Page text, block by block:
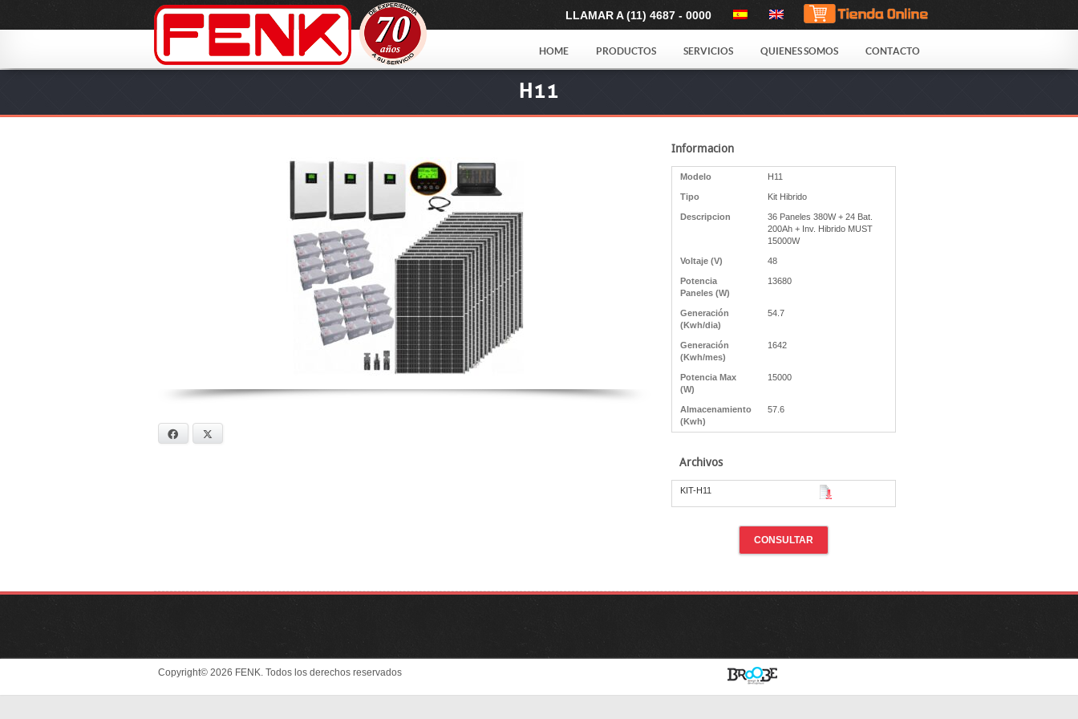
LLAMAR A (11) 4687 - 0000
HOME PRODUCTOS SERVICIOS QUIENES SOMOS CONTACTO
H11
Facebook
Informacion
Modelo H11
Tipo Kit Hibrido
Descripcion
36 Paneles 380W + 24 Bat.
200Ah + Inv. Hibrido MUST
15000W
Voltaje (V) 48
Potencia
Paneles (W)
13680
Generación
(Kwh/dia)
54.7
Generación
(Kwh/mes)
1642
Potencia Max
(W)
15000
Almacenamiento
(Kwh)
57.6
Archivos
KIT-H11
CONSULTAR
Copyright© 2026 FENK. Todos los derechos reservados